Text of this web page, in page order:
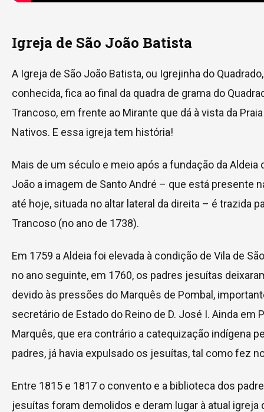
Igreja de São João Batista
A Igreja de São João Batista, ou Igrejinha do
conhecida, fica ao final da quadra de grama do
Trancoso, em frente ao Mirante que dá à vista da
Nativos. E essa igreja tem história!
Mais de um século e meio após a fundação da Aldeia
João a imagem de Santo André – que está presente
até hoje, situada no altar lateral da direita – é trazida
Trancoso (no ano de 1738).
Em 1759 a Aldeia foi elevada à condição de Vila de
no ano seguinte, em 1760, os padres jesuítas
devido às pressões do Marquês de Pombal,
secretário de Estado do Reino de D. José I. Ainda em
Marquês, que era contrário a catequização indígena
padres, já havia expulsado os jesuítas, tal como fez
Entre 1815 e 1817 o convento e a biblioteca dos
jesuítas foram demolidos e deram lugar à atual igreja